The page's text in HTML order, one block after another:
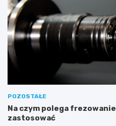
POZOSTAŁE
Na czym polega
zastosować